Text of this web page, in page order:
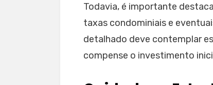
Todavia, é importante
taxas condominiais e
detalhado deve contemplar
compense o investimento